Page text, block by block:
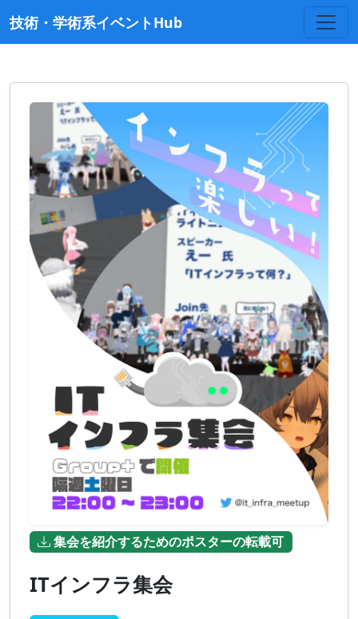
技術・学術系イベントHub
集会を紹介するためのポスターの転載可
ITインフラ集会